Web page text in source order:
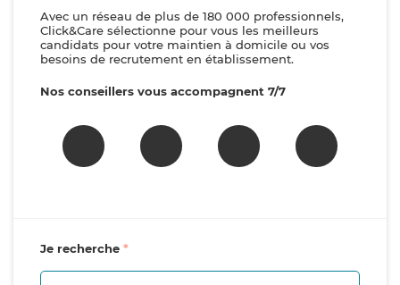
Avec un réseau de plus de 180 000 professionnels,
Click&Care sélectionne pour vous les meilleurs
candidats pour votre maintien à domicile ou vos
besoins de recrutement en établissement.
Nos conseillers vous accompagnent 7/7
Je recherche